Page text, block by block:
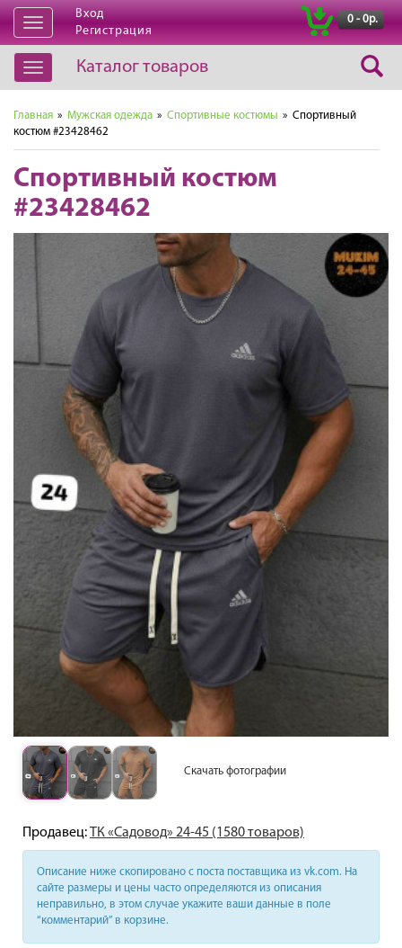
Открыть
навигацию
Вход
Регистрация
0 - 0р.
Открыть
навигацию
Каталог товаров
Главная » Мужская одежда » Спортивные костюмы » Спортивный
костюм #23428462
Спортивный костюм
#23428462
Скачать фотографии
Продавец:ТК «Садовод» 24-45 (1580 товаров)
Описание ниже скопировано с поста поставщика из vk.com. На
сайте размеры и цены часто определяются из описания
неправильно, в этом случае укажите ваши данные в поле
“комментарий” в корзине.